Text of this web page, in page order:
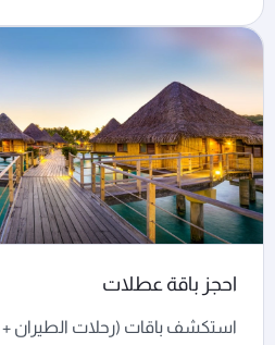
احجز باقة عطلات
استكشف باقات (رحلات الطيران +